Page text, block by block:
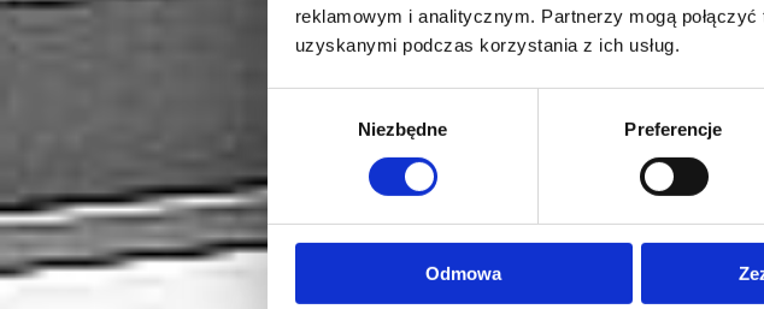
reklamowym i analitycznym. Partnerzy mogą
uzyskanymi podczas korzystania z ich usług.
Niezbędne Preferencje
Odmowa